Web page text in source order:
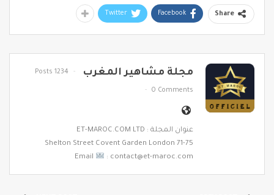
Share
Facebook
Twitter
مجلة مشاهير المغرب 1234 Posts
0 Comments
عنوان المجلة : ET-MAROC.COM LTD
71-75 Shelton Street Covent Garden London
Email
: contact@et-maroc.com